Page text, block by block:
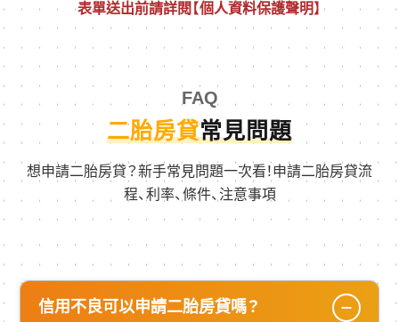
表單送出前請詳閱 【個人資料保護聲明】
FAQ
二胎房貸常見問題
想申請二胎房貸？新手常見問題一次看！申請二胎房貸流
程、利率、條件、注意事項
信用不良可以申請二胎房貸嗎？